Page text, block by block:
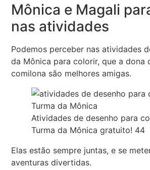
Mônica e Magali
nas atividades
Podemos perceber nas atividades
da Mônica para colorir, que a dona
comilona são melhores amigas.
Atividades de desenho para
Turma da Mônica gratuito! 44
Elas estão sempre juntas, e se
aventuras divertidas.